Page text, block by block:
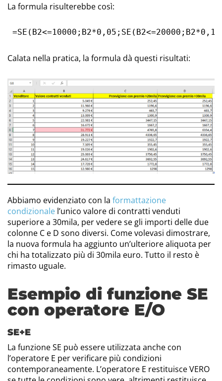
La formula risulterebbe così:
Calata nella pratica, la formula dà questi risultati:
Abbiamo evidenziato con la formattazione
condizionale l’unico valore di contratti venduti
superiore a 30mila, per vedere se gli importi delle due
colonne C e D sono diversi. Come volevasi dimostrare,
la nuova formula ha aggiunto un’ulteriore aliquota per
chi ha totalizzato più di 30mila euro. Tutto il resto è
rimasto uguale.
Esempio di funzione SE
con operatore E/O
SE+E
La funzione SE può essere utilizzata anche con
l’operatore E per verificare più condizioni
contemporaneamente. L’operatore E restituisce VERO